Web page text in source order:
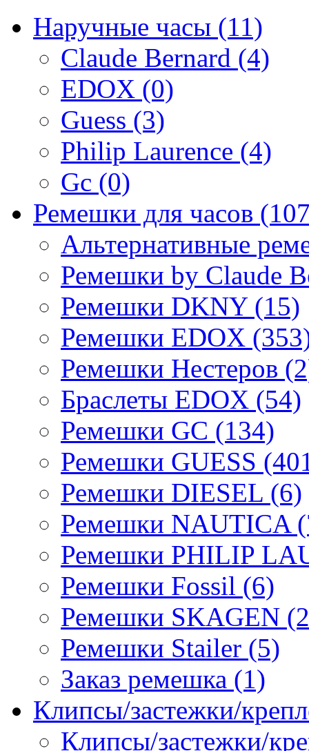
Наручные часы (11)
Claude Bernard (4)
EDOX (0)
Guess (3)
Philip Laurence (4)
Gc (0)
Ремешки для часов
Альтернативные
Ремешки by Claude
Ремешки DKNY (15)
Ремешки EDOX
Ремешки Нестеров
Браслеты EDOX (54)
Ремешки GC (134)
Ремешки GUESS
Ремешки DIESEL (6)
Ремешки NAUTICA
Ремешки PHILIP
Ремешки Fossil (6)
Ремешки SKAGEN
Ремешки Stailer (5)
Заказ ремешка (1)
Клипсы/застежки/
Клипсы/застежки/